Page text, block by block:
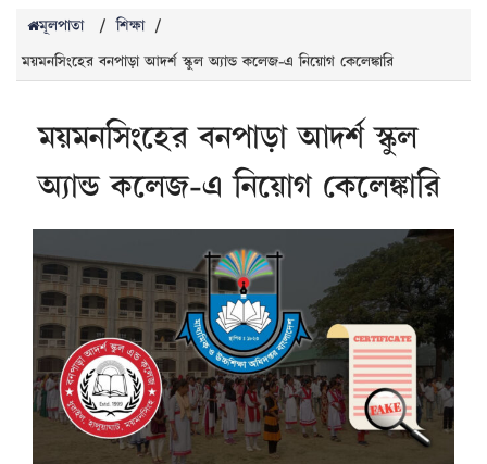
মূলপাতা / শিক্ষা /
ময়মনসিংহের বনপাড়া আদর্শ স্কুল অ্যান্ড কলেজ-এ নিয়োগ কেলেঙ্কারি
ময়মনসিংহের বনপাড়া আদর্শ স্কুল
অ্যান্ড কলেজ-এ নিয়োগ কেলেঙ্কারি